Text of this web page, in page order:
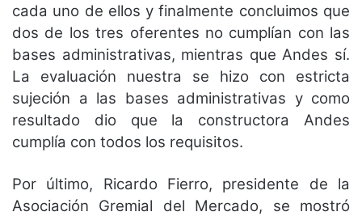
cada uno de ellos y finalmente concluimos que
dos de los tres oferentes no cumplían con las
bases administrativas, mientras que Andes sí.
La evaluación nuestra se hizo con estricta
sujeción a las bases administrativas y como
resultado dio que la constructora Andes
cumplía con todos los requisitos.
Por último, Ricardo Fierro, presidente de la
Asociación Gremial del Mercado, se mostró